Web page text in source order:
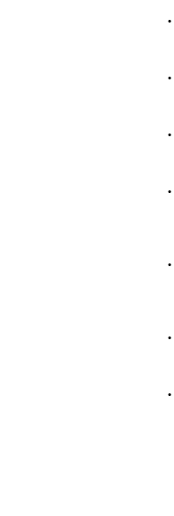
·
·
·
·
·
·
·